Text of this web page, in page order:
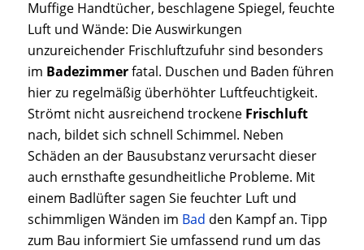
Muffige Handtücher, beschlagene Spiegel, feuchte
Luft und Wände: Die Auswirkungen
unzureichender Frischluftzufuhr sind besonders
im Badezimmerfatal. Duschen und Baden führen
hier zu regelmäßig überhöhter Luftfeuchtigkeit.
Strömt nicht ausreichend trockene Frischluft
nach, bildet sich schnell Schimmel. Neben
Schäden an der Bausubstanz verursacht dieser
auch ernsthafte gesundheitliche Probleme. Mit
einem Badlüfter sagen Sie feuchter Luft und
schimmligen Wänden im Bad den Kampf an. Tipp
zum Bau informiert Sie umfassend rund um das